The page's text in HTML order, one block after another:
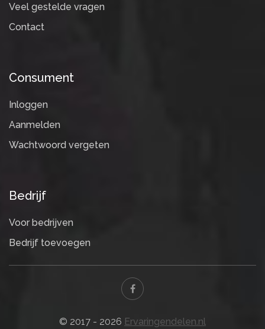
Veel gestelde vragen
Contact
Consument
Inloggen
Aanmelden
Wachtwoord vergeten
Bedrijf
Voor bedrijven
Bedrijf toevoegen
© 2017 - 2026 Ervaringendelen.nl